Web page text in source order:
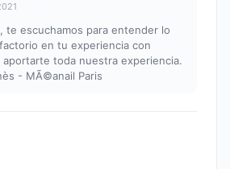
te escuchamos para entender lo
en tu experiencia con
toda nuestra experiencia.
- MÃ©anail Paris